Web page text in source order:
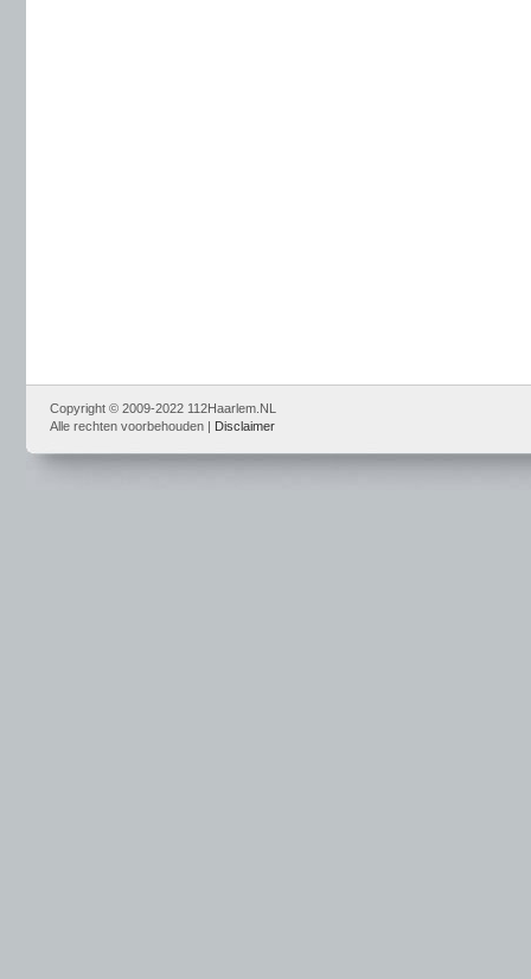
Copyright © 2009-2022 112Haarlem.NL
Alle rechten voorbehouden | Disclaimer